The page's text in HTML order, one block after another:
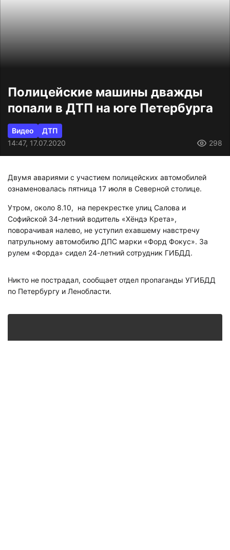
Полицейские машины дважды
попали в ДТП на юге Петербурга
Видео
ДТП
14:47, 17.07.2020
298
Двумя авариями с участием полицейских автомобилей
ознаменовалась пятница 17 июля в Северной столице.
Утром, около 8.10, на перекрестке улиц Салова и
Софийской 34-летний водитель «Хёндэ Крета»,
поворачивая налево, не уступил ехавшему навстречу
патрульному автомобилю ДПС марки «Форд Фокус». За
рулем «Форда» сидел 24-летний сотрудник ГИБДД.
Никто не пострадал, сообщает отдел пропаганды УГИБДД
по Петербургу и Ленобласти.